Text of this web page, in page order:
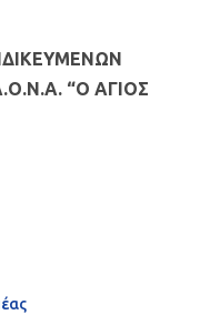
“Ο ΑΓΙΟΣ